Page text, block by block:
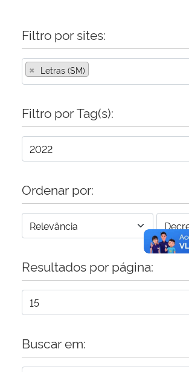
Ministério da Mulher, da Família e dos Direitos Humanos
Secretaria-Geral
Gabinete de Segurança Institucional
Advocacia-Geral da União
Banco Central do Brasil
Filtro por sites:
× Letras (SM)
Filtro por Tag(s):
Ordenar por:
Resultados por página:
Buscar em: